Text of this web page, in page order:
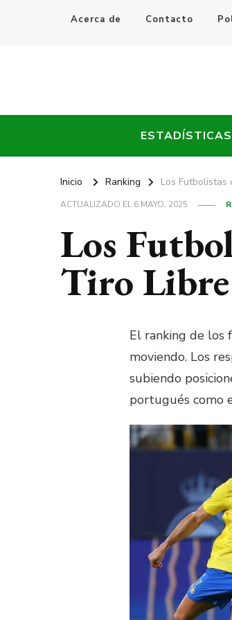
Acerca de Contacto
Every Fútbol
ESTADÍSTICAS
Inicio Ranking Los Futbolistas
ACTUALIZADO EL6 MAYO, 2025
Los
Tiro
El ranking de los
moviendo. Los
subiendo
portugués como